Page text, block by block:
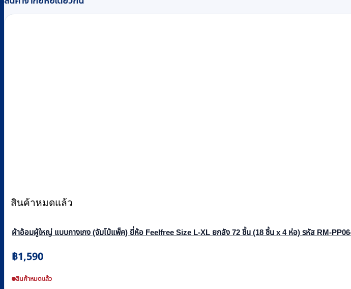
สินค้าหมดแล้ว
ผ้าอ้อมผู้ใหญ่ แบบกางเกง (จัมโบ้แพ็ค) ยี่ห้อ Feelfree Size L-XL ยกลัง 72 ชิ้น (18 ชิ้น x 4 ห่อ) รหัส RM-
฿1,590
สินค้าหมดแล้ว